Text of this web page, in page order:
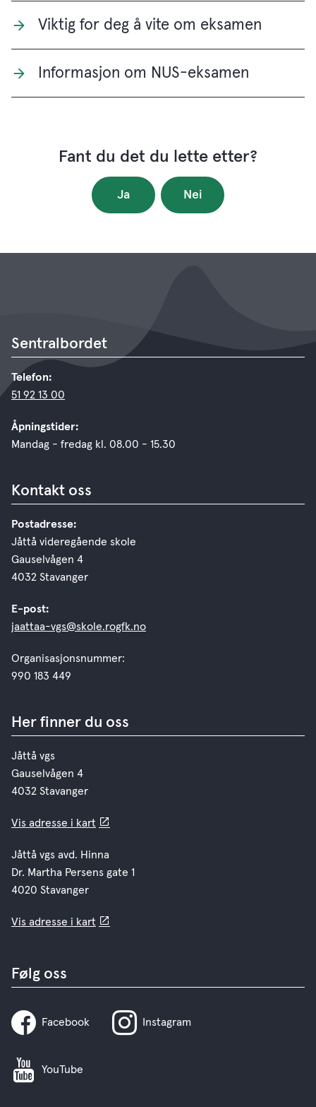
Viktig for deg å vite om eksamen
Informasjon om NUS-eksamen
Fant du det du lette etter?
Ja Nei
Sentralbordet
Telefon:
51 92 13 00
Åpningstider:
Mandag - fredag kl. 08.00 - 15.30
Kontakt oss
Postadresse:
Jåttå videregående skole
Gauselvågen 4
4032 Stavanger
E-post:
jaattaa-vgs@skole.rogfk.no
Organisasjonsnummer:
990 183 449
Her finner du oss
Jåttå vgs
Gauselvågen 4
4032 Stavanger
Vis adresse i kart
Jåttå vgs avd. Hinna
Dr. Martha Persens gate 1
4020 Stavanger
Vis adresse i kart
Følg oss
Facebook Instagram
YouTube